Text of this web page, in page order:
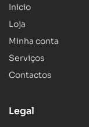
Inicio
Loja
Minha conta
Serviços
Contactos
Legal